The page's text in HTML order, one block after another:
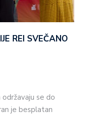
REI SVEČANO
održavaju se do
je besplatan